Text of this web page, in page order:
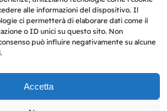
alle informazioni del dispositivo. Il
ci permetterà di elaborare dati come il
o ID unici su questo sito. Non
può influire negativamente su alcune
Accetta
registrata presso il tribunale di